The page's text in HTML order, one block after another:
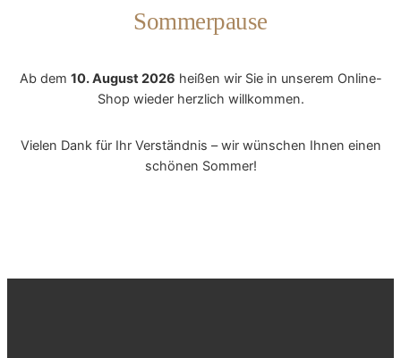
Sommerpause
Ab dem 10. August 2026 heißen wir Sie in unserem Online-
Shop wieder herzlich willkommen.
Vielen Dank für Ihr Verständnis – wir wünschen Ihnen einen
schönen Sommer!